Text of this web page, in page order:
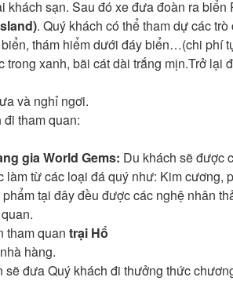
khách sạn. Sau đó xe đưa đoàn ra biển
. Quý khách có thể tham dự các
thám hiểm dưới đáy biển…(chi phí
xanh, bãi cát dài trắng mịn.Trở lại
và nghỉ ngơi.
tham quan:
gia World Gems: Du khách sẽ được
làm từ các loại đá quý như: Kim cương,
tại đây đều được các nghệ nhân
quan trại Hổ
hàng.
đưa Quý khách đi thưởng thức